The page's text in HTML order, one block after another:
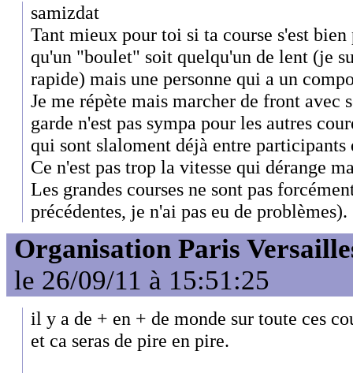
samizdat
Tant mieux pour toi si ta course s'est bien
qu'un "boulet" soit quelqu'un de lent (je
rapide) mais une personne qui a un
Je me répète mais marcher de front avec
garde n'est pas sympa pour les autres
qui sont slaloment déjà entre
Ce n'est pas trop la vitesse qui dérange
Les grandes courses ne sont pas
précédentes, je n'ai pas eu de problèmes).
Organisation Paris
le 26/09/11 à 15:51:25
il y a de + en + de monde sur toute ces
et ca seras de pire en pire.